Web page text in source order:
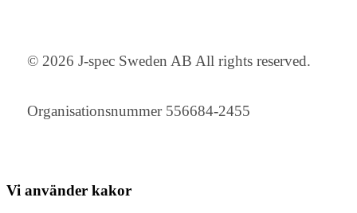
© 2026 J-spec Sweden AB All rights reserved.
Organisationsnummer 556684-2455
Vi använder kakor